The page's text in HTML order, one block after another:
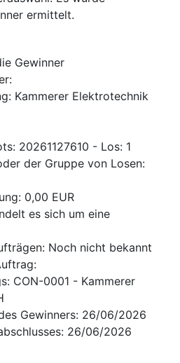
ermittelt.
Gewinner
:
: Kammerer Elektrotechnik
: 20261127610 - Los: 1
der Gruppe von Losen:
: 0,00 EUR
es sich um eine
: Noch nicht bekannt
:
: CON-0001 - Kammerer
Gewinners: 26/06/2026
: 26/06/2026